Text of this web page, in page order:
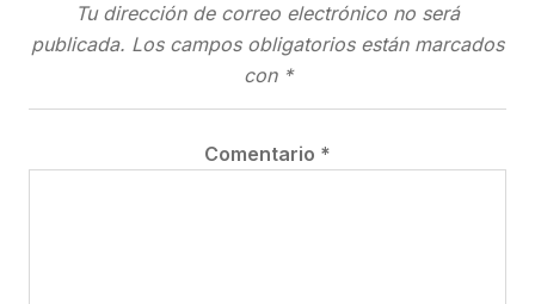
Tu dirección de correo electrónico no será
publicada. Los campos obligatorios están marcados
con *
Comentario *